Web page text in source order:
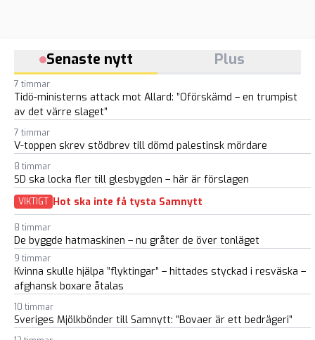
Senaste nytt Plus
7 timmar
Tidö-ministerns attack mot Allard: ”Oförskämd – en trumpist
av det värre slaget”
7 timmar
V-toppen skrev stödbrev till dömd palestinsk mördare
8 timmar
SD ska locka fler till glesbygden – här är förslagen
VIKTIGT Hot ska inte få tysta Samnytt
8 timmar
De byggde hatmaskinen – nu gråter de över tonläget
9 timmar
Kvinna skulle hjälpa ”flyktingar” – hittades styckad i resväska –
afghansk boxare åtalas
10 timmar
Sveriges Mjölkbönder till Samnytt: ”Bovaer är ett bedrägeri”